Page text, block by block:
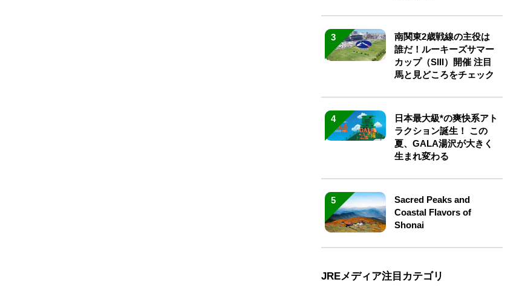
3
南関東2歳戦線の主役は
誰だ！ルーキーズサマー
カップ（SIII）開催 注目
馬と見どころをチェック
4
日本最大級*の爽快系アト
ラクション誕生！ この
夏、GALA湯沢が大きく
生まれ変わる
5
Sacred Peaks and
Coastal Flavors of
Shonai
JREメディア注目カテゴリ